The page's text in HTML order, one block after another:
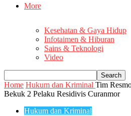
More
Kesehatan & Gaya Hidup
Infotaimen & Hiburan
Sains & Teknologi
Video
Home Hukum dan Kriminal Tim
Bekuk 2 Pelaku Residivis Curanmor
Hukum dan Kriminal